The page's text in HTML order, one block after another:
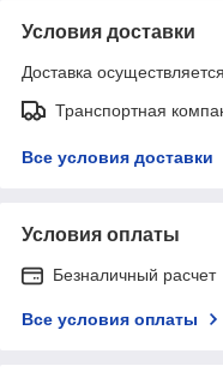
Условия доставки
Доставка
Транспортная
Все условия доставки
Условия оплаты
Безналичный расчет
Все условия оплаты